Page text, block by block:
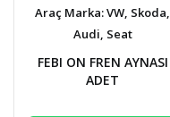
Araç Marka: VW, Skoda,
Audi, Seat
FEBI ON FREN AYNASI
ADET